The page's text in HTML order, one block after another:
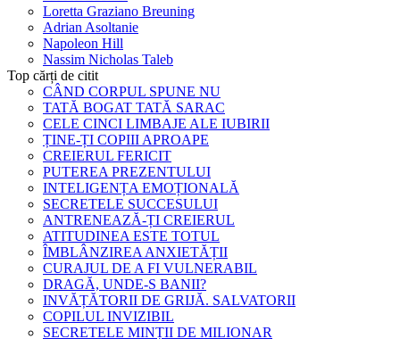
Loretta Graziano Breuning
Adrian Asoltanie
Napoleon Hill
Nassim Nicholas Taleb
Top cărți de citit
CÂND CORPUL SPUNE NU
TATĂ BOGAT TATĂ SARAC
CELE CINCI LIMBAJE ALE IUBIRII
ȚINE-ȚI COPIII APROAPE
CREIERUL FERICIT
PUTEREA PREZENTULUI
INTELIGENȚA EMOȚIONALĂ
SECRETELE SUCCESULUI
ANTRENEAZĂ-ȚI CREIERUL
ATITUDINEA ESTE TOTUL
ÎMBLÂNZIREA ANXIETĂȚII
CURAJUL DE A FI VULNERABIL
DRAGĂ, UNDE-S BANII?
INVĂȚĂTORII DE GRIJĂ. SALVATORII
COPILUL INVIZIBIL
SECRETELE MINȚII DE MILIONAR